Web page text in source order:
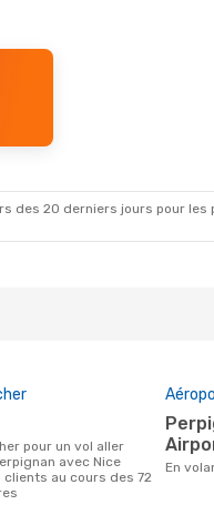
des 20 derniers jours pour
avec Nice
au cours des 72
Perpignan-Rivesaltes
En